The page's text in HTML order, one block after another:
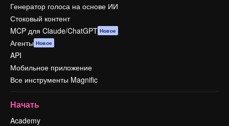
Генератор голоса на основе ИИ
Стоковый контент
MCP для Claude/ChatGPT Новое
Агенты Новое
API
Мобильное приложение
Все инструменты Magnific
Начать
Academy